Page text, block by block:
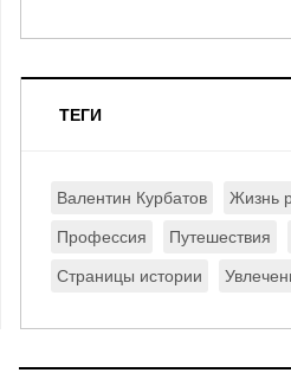
ТЕГИ
Валентин Курбатов Жизнь
Профессия Путешествия
Страницы истории